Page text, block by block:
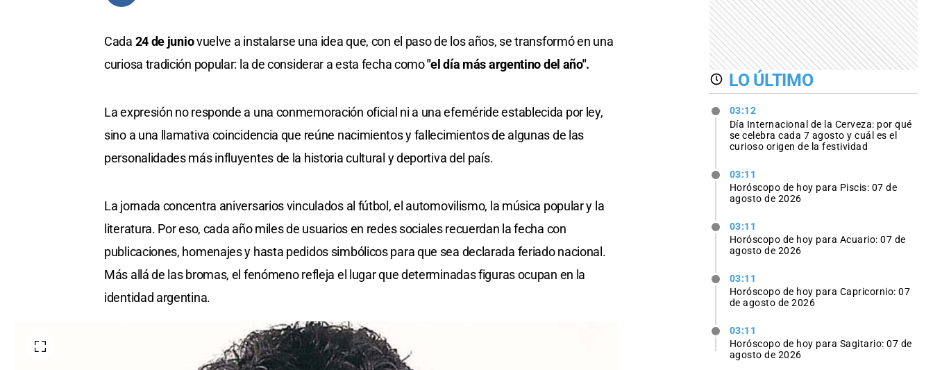
Cada 24 de juniovuelve a instalarse una idea que, con el paso de los años, se transformó en una
curiosa tradición popular: la de considerar a esta fecha como"el día más argentino del año".
La expresión no responde a una conmemoración oficial ni a una efeméride establecida por ley,
sino a una llamativa coincidencia que reúne nacimientos y fallecimientos de algunas de las
personalidades más influyentes de la historia cultural y deportiva del país.
La jornada concentra aniversarios vinculados al fútbol, el automovilismo, la música popular y la
literatura. Por eso, cada año miles de usuarios en redes sociales recuerdan la fecha con
publicaciones, homenajes y hasta pedidos simbólicos para que sea declarada feriado nacional.
Más allá de las bromas, el fenómeno refleja el lugar que determinadas figuras ocupan en la
identidad argentina.
LO ÚLTIMO
03:12
Día Internacional de la Cerveza: por qué
se celebra cada 7 agosto y cuál es el
curioso origen de la festividad
03:11
Horóscopo de hoy para Piscis: 07 de
agosto de 2026
03:11
Horóscopo de hoy para Acuario: 07 de
agosto de 2026
03:11
Horóscopo de hoy para Capricornio: 07
de agosto de 2026
03:11
Horóscopo de hoy para Sagitario: 07 de
agosto de 2026